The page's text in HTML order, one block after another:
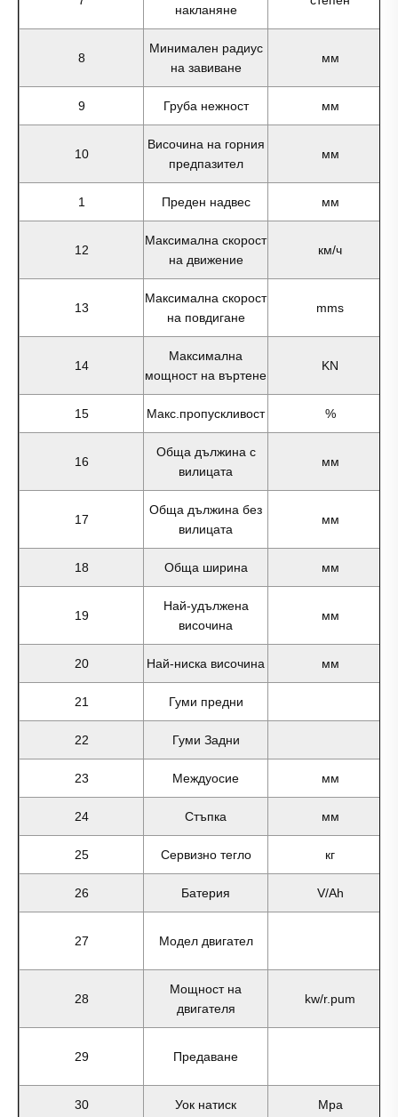
накланяне
8
Минимален радиус
на завиване
мм
9 Груба нежност мм
10
Височина на горния
предпазител
мм
1 Преден надвес мм
12
Максимална скорост
на движение
км/ч
13
Максимална скорост
на повдигане
mms
14
Максимална
мощност на въртене
KN
15 Макс.пропускливост %
16
Обща дължина с
вилицата
мм
17
Обща дължина без
вилицата
мм
18 Обща ширина мм
19
Най-удължена
височина
мм
20 Най-ниска височина мм
21 Гуми предни
22 Гуми Задни
23 Междуосие мм
24 Стъпка мм
25 Сервизно тегло кг
26 Батерия V/Ah
27 Модел двигател
28
Мощност на
двигателя
kw/r.pum
29 Предаване
30 Уок натиск Mpa